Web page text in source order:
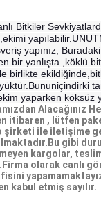
Bitkiler
yapınız,
bir yanlışta ,köklü
birlikte
yaparken köksüz
Alacağınız
itibaren , lütfen
ile iletişime
gibi
kargolar, teslim
olarak canlı
kabul etmiş sayılır.